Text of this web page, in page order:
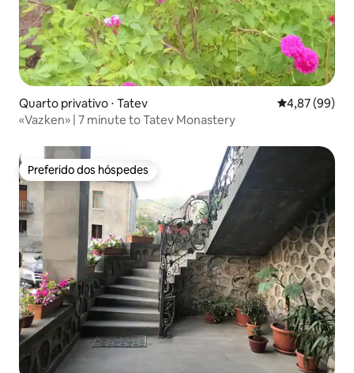
Quarto privativo ⋅ Tatev 4,87 de uma
4,87 (99)
«Vazken» | 7 minute to Tatev Monastery
Preferido dos hóspedes
Preferido dos hóspedes